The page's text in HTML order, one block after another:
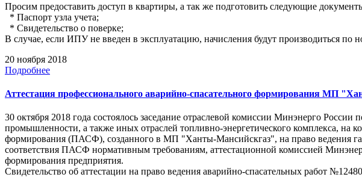
Просим предоставить доступ в квартиры, а так же подготовить следующие
* Паспорт узла учета;
* Свидетельство о поверке;
В случае, если ИПУ не введен в эксплуатацию, начисления будут производиться по
20 ноября 2018
Подробнее
Аттестация профессионального аварийно-спасательного формирования МП
30 октября 2018 года состоялось заседание отраслевой комиссии Минэнерго
промышленности, а также иных отраслей топливно-энергетического комплекса, на
формирования (ПАСФ), созданного в МП "Ханты-Мансийскгаз", на право ведения
соответствия ПАСФ нормативным требованиям, аттестационной комиссией
формирования предприятия.
Свидетельство об аттестации на право ведения аварийно-спасательных работ